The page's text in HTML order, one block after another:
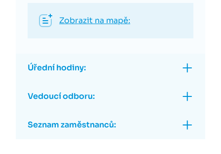
Zobrazit na mapě:
Úřední hodiny:
Vedoucí odboru:
Seznam zaměstnanců: